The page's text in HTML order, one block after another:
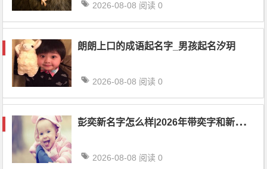
2026-08-08 阅读 0
朗朗上口的成语起名字_男孩起名汐玥
2026-08-08 阅读 0
彭
奕新名字怎么样|2026年带奕字和新字名字精选1164个
2026-08-08 阅读 0